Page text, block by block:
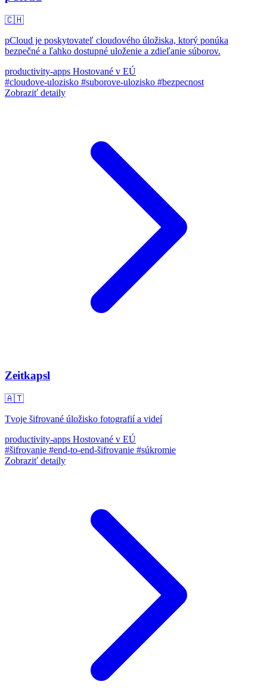
🇨🇭
pCloud je poskytovateľ cloudového úložiska, ktorý ponúka
bezpečné a ľahko dostupné uloženie a zdieľanie súborov.
productivity-apps Hostované v EÚ
#cloudove-ulozisko #suborove-ulozisko #bezpecnost
Zobraziť detaily
Zeitkapsl
🇦🇹
Tvoje šifrované úložisko fotografií a videí
productivity-apps Hostované v EÚ
#šifrovanie #end-to-end-šifrovanie #súkromie
Zobraziť detaily